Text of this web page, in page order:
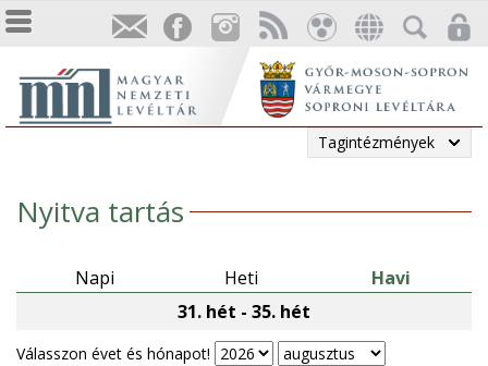
Tagintézmények
Nyitva tartás
Napi Heti
Havi
31. hét - 35. hét
Válasszon évet és hónapot!